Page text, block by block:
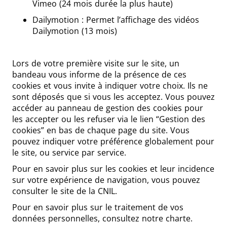
Vimeo (24 mois durée la plus haute)
Dailymotion : Permet l’affichage des vidéos
Dailymotion (13 mois)
Lors de votre première visite sur le site, un
bandeau vous informe de la présence de ces
cookies et vous invite à indiquer votre choix. Ils ne
sont déposés que si vous les acceptez. Vous pouvez
accéder au panneau de gestion des cookies pour
les accepter ou les refuser via le lien “Gestion des
cookies” en bas de chaque page du site. Vous
pouvez indiquer votre préférence globalement pour
le site, ou service par service.
Pour en savoir plus sur les cookies et leur incidence
sur votre expérience de navigation, vous pouvez
consulter le site de la CNIL.
Pour en savoir plus sur le traitement de vos
données personnelles, consultez notre charte.